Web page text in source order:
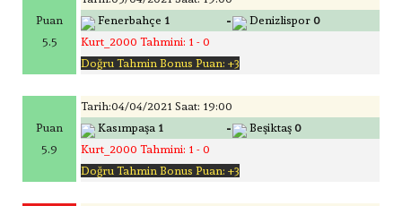
Puan
5.5
Fenerbahçe 1 - Denizlispor 0
Kurt_2000 Tahmini: 1 - 0
Doğru Tahmin Bonus Puan: +3
Puan
5.9
Tarih:04/04/2021 Saat: 19:00
Kasımpaşa 1 - Beşiktaş 0
Kurt_2000 Tahmini: 1 - 0
Doğru Tahmin Bonus Puan: +3